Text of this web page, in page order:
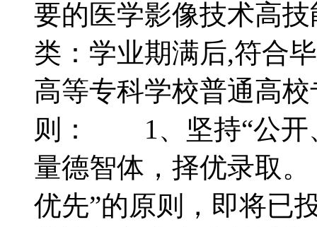
要的医学影像技术高
类：学业期满后,符合
高等专科学校普通高
则： 1、坚持“公开
量德智体，择优录取
优先”的原则，即将已